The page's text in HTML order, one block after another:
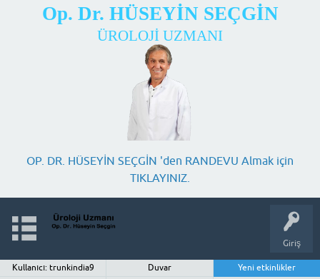
Op. Dr. HÜSEYİN SEÇGİN
ÜROLOJİ UZMANI
OP. DR. HÜSEYİN SEÇGİN 'den RANDEVU Almak için
TIKLAYINIZ.
Giriş
Kullanıcı: trunkindia9 Duvar
Yeni etkinlikler